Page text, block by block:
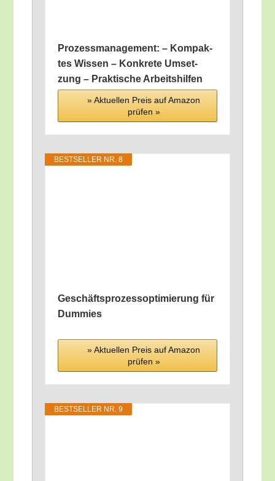
Pro­zess­ma­nage­ment: – Kom­pak­
tes Wis­sen – Kon­kre­te Umset­
zung – Prak­ti­sche Arbeitshilfen
» Aktu­el­len Preis auf Ama­zon
prü­fen »
BEST­SEL­LER NR. 8
Geschäfts­pro­zess­op­ti­mie­rung für
Dummies
» Aktu­el­len Preis auf Ama­zon
prü­fen »
BEST­SEL­LER NR. 9